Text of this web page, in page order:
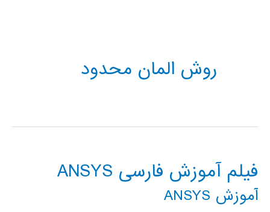
روش المان محدود
فیلم آموزش فارسی ANSYS
آموزش ANSYS